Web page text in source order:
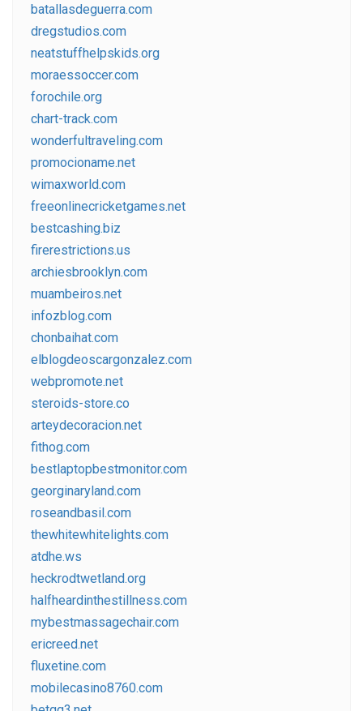
batallasdeguerra.com
dregstudios.com
neatstuffhelpskids.org
moraessoccer.com
forochile.org
chart-track.com
wonderfultraveling.com
promocioname.net
wimaxworld.com
freeonlinecricketgames.net
bestcashing.biz
firerestrictions.us
archiesbrooklyn.com
muambeiros.net
infozblog.com
chonbaihat.com
elblogdeoscargonzalez.com
webpromote.net
steroids-store.co
arteydecoracion.net
fithog.com
bestlaptopbestmonitor.com
georginaryland.com
roseandbasil.com
thewhitewhitelights.com
atdhe.ws
heckrodtwetland.org
halfheardinthestillness.com
mybestmassagechair.com
ericreed.net
fluxetine.com
mobilecasino8760.com